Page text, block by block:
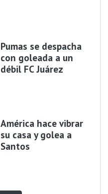
Pumas se despacha
con goleada a un
débil FC Juárez
América hace vibrar
su casa y golea a
Santos